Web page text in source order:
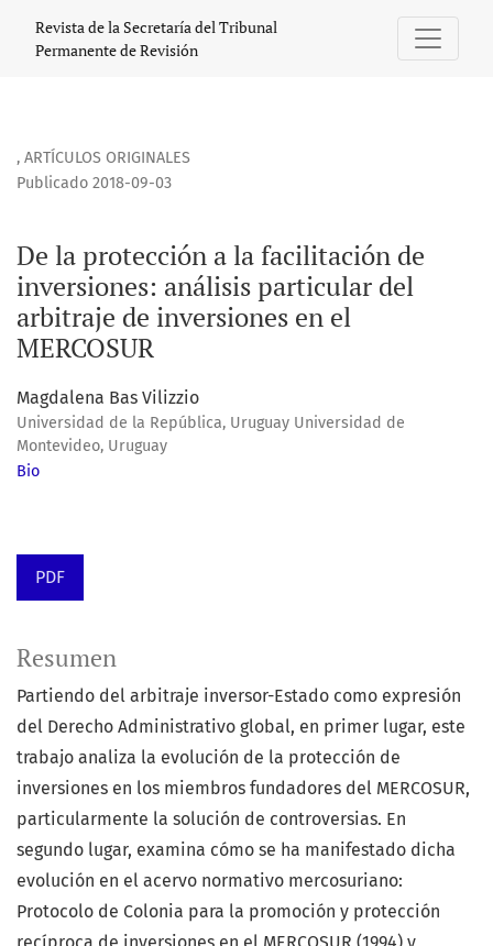
De la protección a la facilitación de inversiones: análisis
Revista de la Secretaría del Tribunal
Permanente de Revisión
, ARTÍCULOS ORIGINALES
De la protección a la facilitación de
inversiones: análisis particular del
arbitraje de inversiones en el
MERCOSUR
Publicado 2018-09-03
Magdalena Bas Vilizzio
Universidad de la República, Uruguay Universidad de
Montevideo, Uruguay
Bio
PDF
Resumen
Partiendo del arbitraje inversor-Estado como expresión
del Derecho Administrativo global, en primer lugar, este
trabajo analiza la evolución de la protección de
inversiones en los miembros fundadores del MERCOSUR,
particularmente la solución de controversias. En
segundo lugar, examina cómo se ha manifestado dicha
evolución en el acervo normativo mercosuriano:
Protocolo de Colonia para la promoción y protección